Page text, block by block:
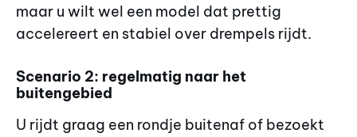
maar u wilt wel een model dat prettig
accelereert en stabiel over drempels rijdt.
Scenario 2: regelmatig naar het
buitengebied
U rijdt graag een rondje buitenaf of bezoekt